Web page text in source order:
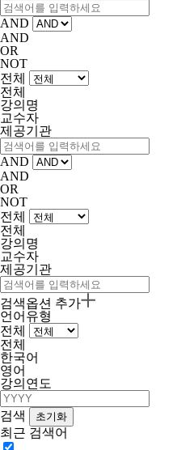
AND
AND
OR
NOT
전체
전체
강의명
교수자
제공기관
AND
AND
OR
NOT
전체
전체
강의명
교수자
제공기관
검색옵션 추가
언어유형
전체
전체
한국어
영어
강의연도
검색
최근 검색어